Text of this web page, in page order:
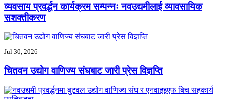
व्यवसाय प्रवर्द्धन कार्यक्रम सम्पन्नः नवउद्यमीलाई व्यावसायिक
सशक्तीकरण
Jul 30, 2026
चितवन उद्योग वाणिज्य संघबाट जारी प्रेस विज्ञप्ति